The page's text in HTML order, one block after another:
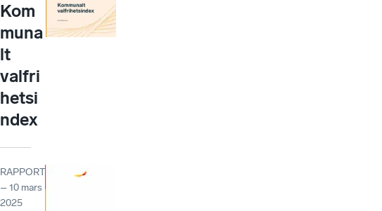
Kom
muna
lt
valfri
hetsi
ndex
RAPPORT
– 10 mars
2025